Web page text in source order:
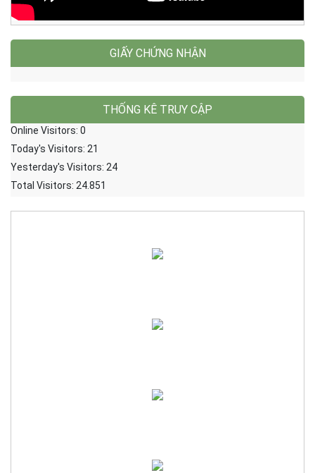
GIẤY CHỨNG NHẬN
THỐNG KÊ TRUY CẬP
Online Visitors: 0
Today's Visitors: 21
Yesterday's Visitors: 24
Total Visitors: 24.851